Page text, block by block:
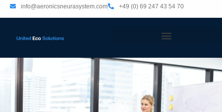
info@aeronicsneurasystem.com +49 (0) 69 247 43 54 70